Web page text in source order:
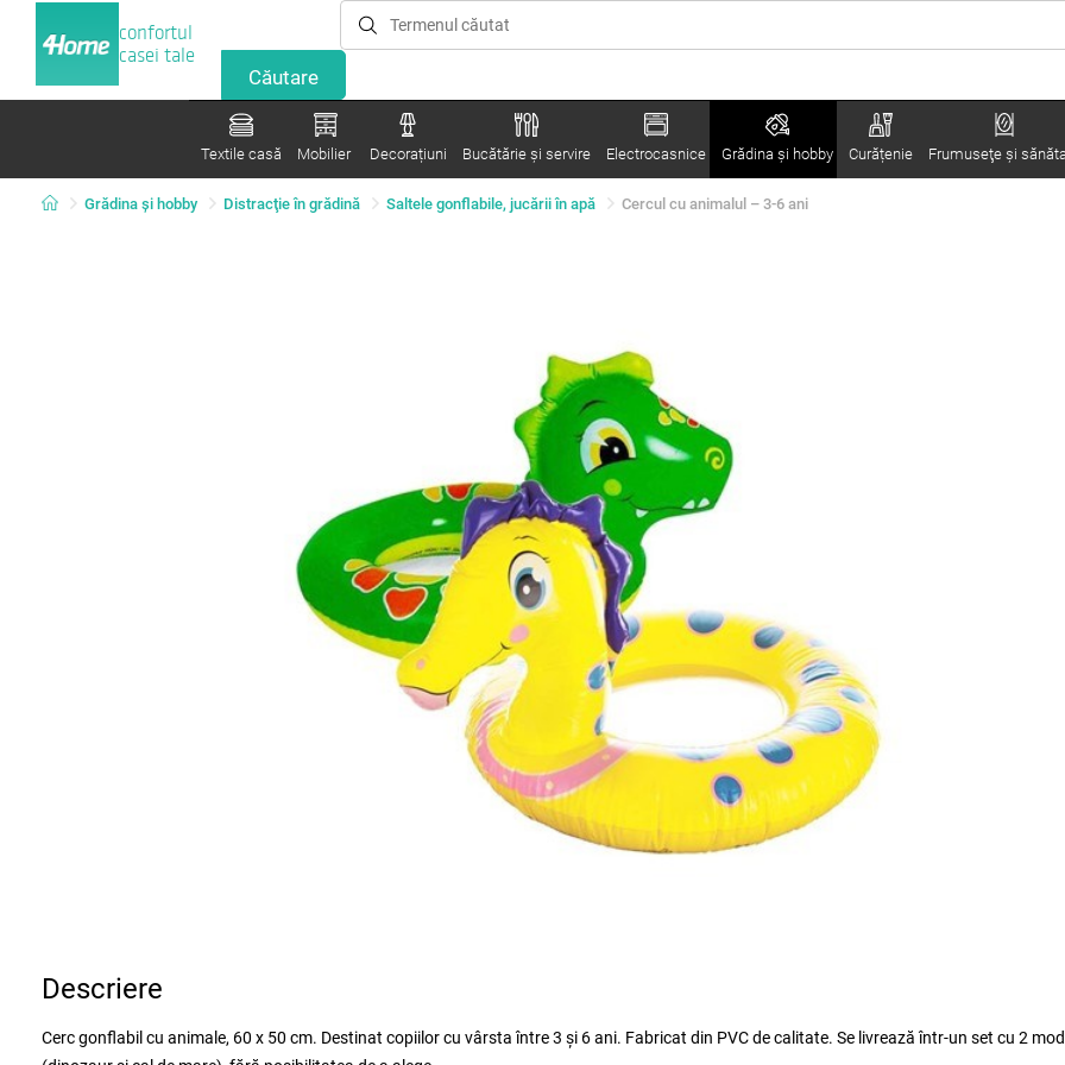
confortul
casei tale
Textile casă Mobilier Decorațiuni Bucătărie și servire Electrocasnice Grădina şi hobby Curățenie Frumuseţe şi
Grădina şi hobby Distracţie în grădină Saltele gonflabile, jucării în apă Cercul cu animalul – 3-6 ani
Descriere
Cerc gonflabil cu animale, 60 x 50 cm. Destinat copiilor cu vârsta între 3 și 6 ani. Fabricat din PVC de calitate. Se livrează într-un set cu 2